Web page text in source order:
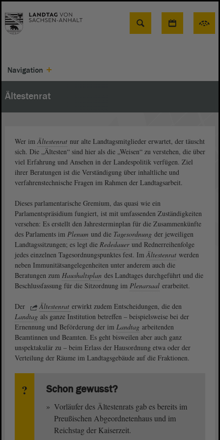
Suche
Navigation
Ältestenrat
Wer imÄltestenrat nur alte Landtagsmitglieder erwartet, der täuscht
sich. Die „Ältesten“ sind hier als die „Weisen“ zu verstehen, die über
viel Erfahrung und Ansehen in der Landespolitik verfügen. Ziel
ihrer Beratungen ist die Verständigung über inhaltliche und
verfahrenstechnische Fragen im Rahmen der Landtagsarbeit.
Dieses parlamentarische Gremium, das quasi wie ein
Parlamentspräsidium fungiert, ist mit umfassenden Zuständigkeiten
versehen: Es erstellt den Jahresterminplan für die Zusammenkünfte
des Parlaments im Plenum und die Tagesordnung der jeweiligen
Landtagssitzungen; es legt die Rededauer und Rednerreihenfolge
jedes einzelnen Tagesordnungspunktes fest. ImÄltestenrat werden
neben Immunitätsangelegenheiten unter anderem auch die
Beratungen zum Haushaltsplan des Landtages durchgeführt und die
Beschlussfassung für die Sitzordnung im Plenarsaal erarbeitet.
Der Ältestenrat erwirkt zudem Entscheidungen, die den
Landtag als ganze Institution betreffen – beispielsweise bei der
Ernennung und Beförderung der im Landtag arbeitenden
Beamtinnen und Beamten. Es geht bisweilen aber auch ganz
unspektakulär zu – beim Erlass der Hausordnung etwa oder der
Verteilung der Räume im Landtagsgebäude auf die Fraktionen.
Schon gewusst?
Vorläufer des Ältestenrats gab es bereits im
Preußischen Abgeordnetenhaus und im
Reichstag der Kaiserzeit.